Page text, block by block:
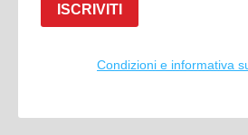
ISCRIVITI
Condizioni e informativa